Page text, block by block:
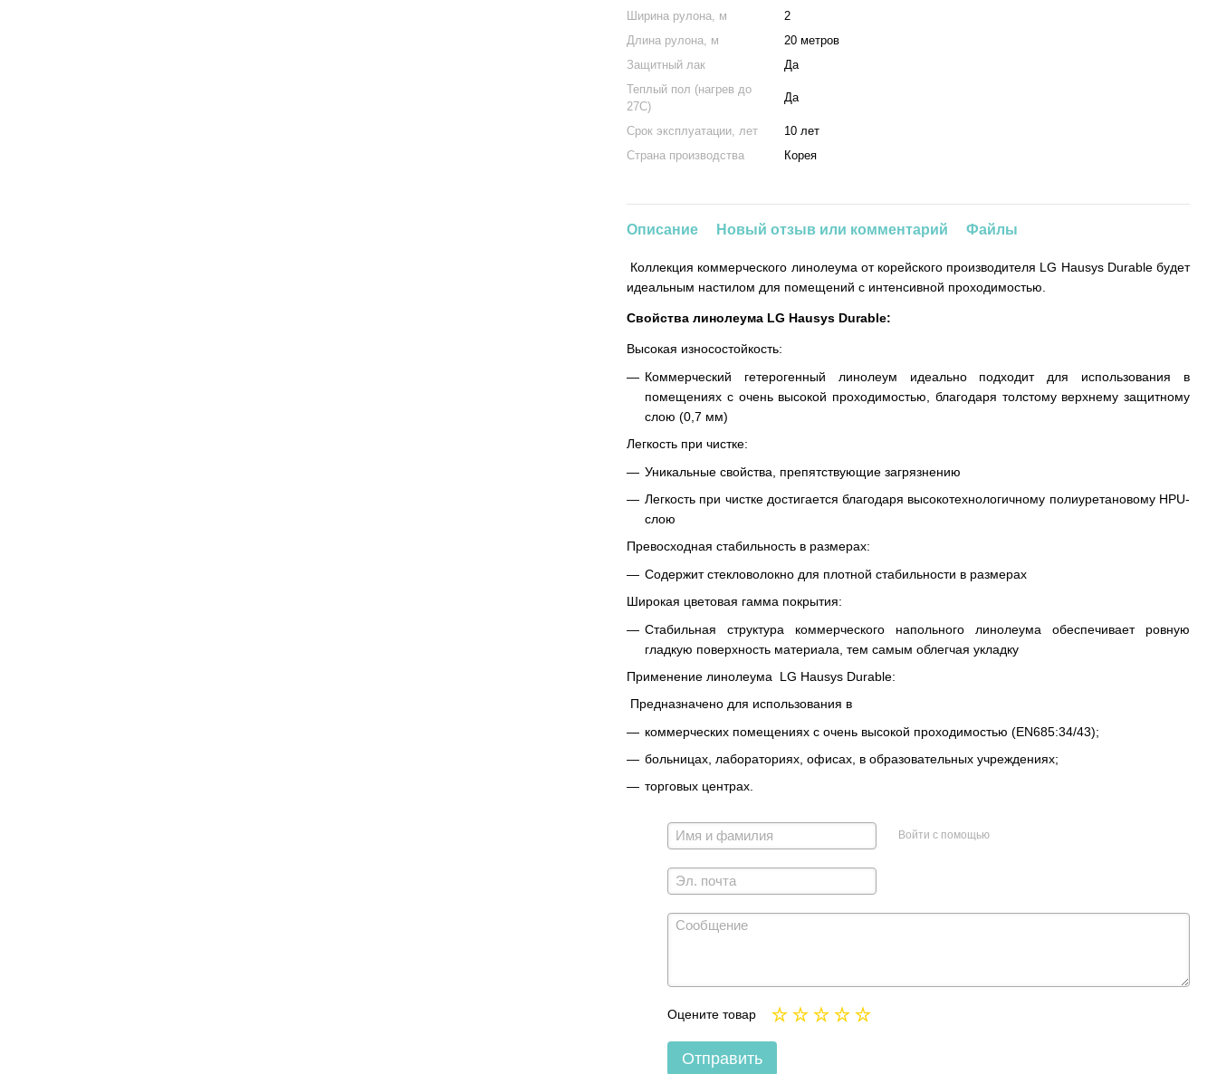
Ширина рулона, м
2
Длина рулона, м
20 метров
Защитный лак
Да
Теплый пол (нагрев до
27С)
Да
Срок эксплуатации, лет
10 лет
Страна производства
Корея
Описание Новый отзыв или комментарий Файлы
Коллекция коммерческого линолеума от корейского производителя LG Hausys Durable будет
идеальным настилом для помещений с интенсивной проходимостью.
Свойства линолеума LG Hausys Durable:
Высокая износостойкость:
Коммерческий гетерогенный линолеум идеально подходит для использования в
помещениях с очень высокой проходимостью, благодаря толстому верхнему защитному
слою (0,7 мм)
Легкость при чистке:
Уникальные свойства, препятствующие загрязнению
Легкость при чистке достигается благодаря высокотехнологичному полиуретановому HPU-
слою
Превосходная стабильность в размерах:
Содержит стекловолокно для плотной стабильности в размерах
Широкая цветовая гамма покрытия:
Стабильная структура коммерческого напольного линолеума обеспечивает ровную
гладкую поверхность материала, тем самым облегчая укладку
Применение линолеума LG Hausys Durable:
Предназначено для использования в
коммерческих помещениях с очень высокой проходимостью (EN685:34/43);
больницах, лабораториях, офисах, в образовательных учреждениях;
торговых центрах.
Войти с помощью
Оцените товар
Отправить